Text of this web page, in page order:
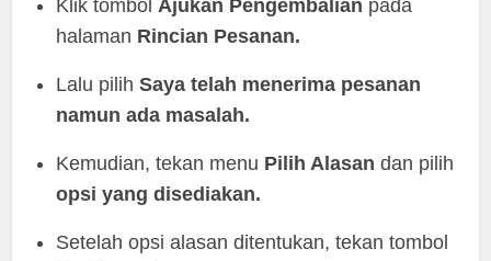
Klik tombolAjukan Pengembalian pada
halaman Rincian Pesanan.
Lalu pilih Saya telah menerima pesanan
namun ada masalah.
Kemudian, tekan menu Pilih Alasan dan pilih
opsi yang disediakan.
Setelah opsi alasan ditentukan, tekan tombol